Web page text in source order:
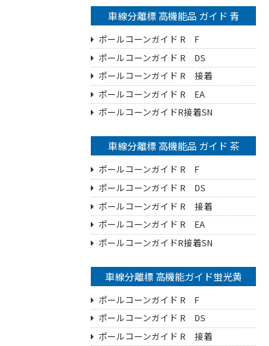
車線分離標 高機能品 ガイド 青
ポールコーンガイド R F
ポールコーンガイド R DS
ポールコーンガイド R 接着
ポールコーンガイド R EA
ポールコーンガイドR接着SN
車線分離標 高機能品 ガイド 茶
ポールコーンガイド R F
ポールコーンガイド R DS
ポールコーンガイド R 接着
ポールコーンガイド R EA
ポールコーンガイドR接着SN
車線分離標 高機能ガイド蛍光黄
ポールコーンガイド R F
ポールコーンガイド R DS
ポールコーンガイド R 接着